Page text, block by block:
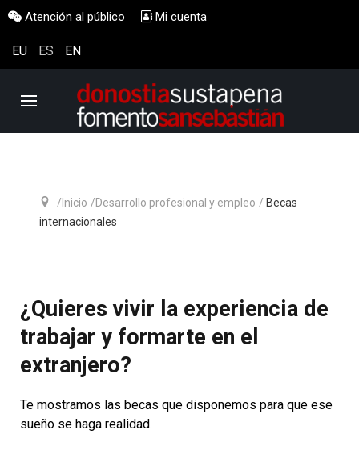
Atención al público Mi cuenta
EU ES EN
Inicio Desarrollo profesional y empleo
Becas
internacionales
¿Quieres vivir la experiencia de
trabajar y formarte en el
extranjero?
Te mostramos las becas que disponemos para que ese
sueño se haga realidad.